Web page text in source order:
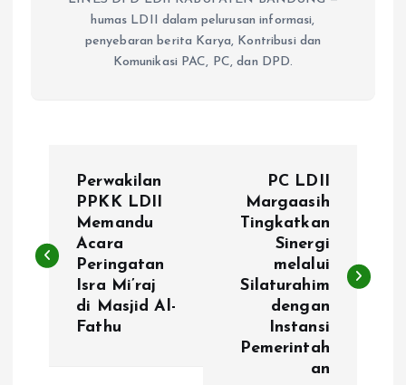
humas LDII dalam pelurusan informasi,
penyebaran berita Karya, Kontribusi dan
Komunikasi PAC, PC, dan DPD.
s
Perwakilan
PPKK LDII
Memandu
Acara
Peringatan
Isra Mi’raj
di Masjid Al-
Fathu
PC LDII
Margaasih
Tingkatkan
Sinergi
melalui
Silaturahim
dengan
Instansi
Pemerintah
an